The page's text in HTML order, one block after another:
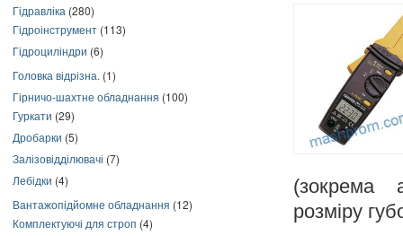
Гідравліка (280)
Гідроінструмент (113)
Гідроциліндри (6)
Головка відрізна. (1)
Гірничо-шахтне обладнання (100)
Гуркати (29)
Дробарки (5)
Залізовідділювачі (7)
Лебідки (4)
Вантажопідйомне обладнання (12)
Комплектуючі для строп (4)
(зокрема
розміру